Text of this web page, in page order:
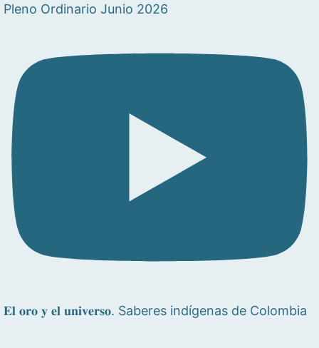
Pleno Ordinario Junio 2026
𝐄𝐥 𝐨𝐫𝐨 𝐲 𝐞𝐥 𝐮𝐧𝐢𝐯𝐞𝐫𝐬𝐨. Saberes indígenas de Colombia